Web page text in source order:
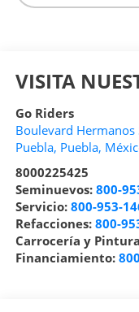
VISITA
Go Riders
Boulevard Hermanos
Puebla, Puebla,
8000225425
Seminuevos: 800-
Servicio: 800-953-
Refacciones: 800-
Carrocería y
Financiamiento: